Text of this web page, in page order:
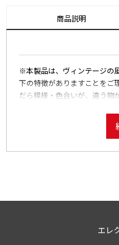
商品説明
※本製品は、ヴィンテージの
下の特徴がありますことをご
だら模様・色合いが、違う物
つ一つ表情が異なる天然木を
エレ